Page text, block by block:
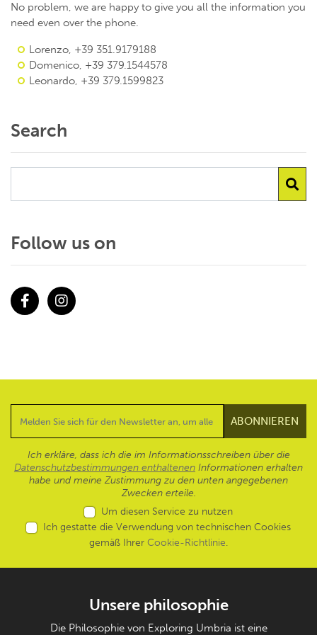
No problem, we are happy to give you all the information you
need even over the phone.
Lorenzo, +39 351.9179188
Domenico, +39 379.1544578
Leonardo, +39 379.1599823
Search
Follow us on
Ich erkläre, dass ich die im Informationsschreiben über die
Datenschutzbestimmungen enthaltenen Informationen erhalten
habe und meine Zustimmung zu den unten angegebenen
Zwecken erteile.
Um diesen Service zu nutzen
Ich gestatte die Verwendung von technischen Cookies
gemäß Ihrer Cookie-Richtlinie.
Unsere philosophie
Die Philosophie von Exploring Umbria ist eine